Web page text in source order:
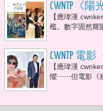
CWNTP《
流傳名言
【應瑋漢
檻。數字固然耀
CWNTP 電
命裡失去
【應瑋漢
懼⋯⋯但電影《